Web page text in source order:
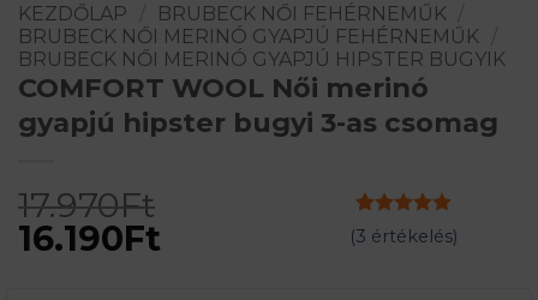
KEZDŐLAP BRUBECK NŐI FEHÉRNEMŰK
BRUBECK NŐI MERINÓ GYAPJÚ FEHÉRNEMŰK
BRUBECK NŐI MERINÓ GYAPJÚ HIPSTER BUGYIK
COMFORT WOOL Női merinó
gyapjú hipster bugyi 3-as csomag
17.970Ft
Original
16.190Ft Értékelés5
3
(3 értékelés)